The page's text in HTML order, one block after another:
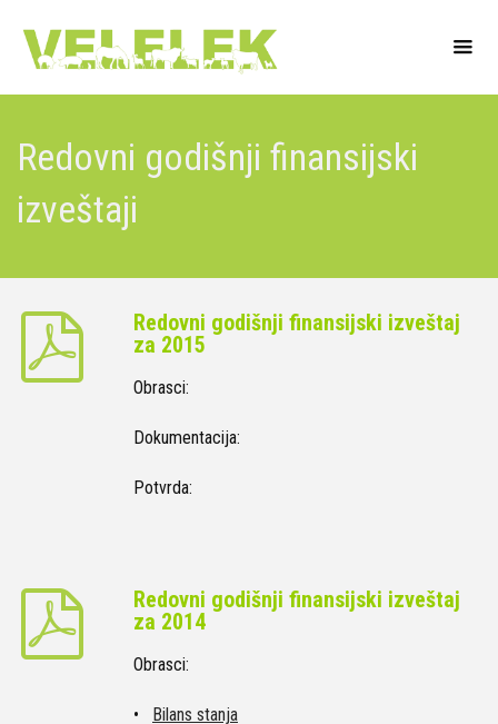
Redovni godišnji finansijski
izveštaji
Redovni godišnji finansijski izveštaj
za 2015
Obrasci:
Dokumentacija:
Potvrda:
Redovni godišnji finansijski izveštaj
za 2014
Obrasci:
•
Bilans stanja